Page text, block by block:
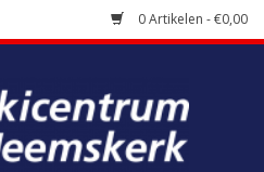
0 Artikelen - €0,00